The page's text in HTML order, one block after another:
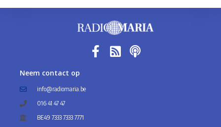
Neem contact op
info@radiomaria.be
016 41 47 47
BE49 7333 7333 7771